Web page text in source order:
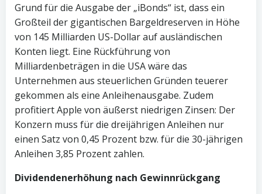
Grund für die Ausgabe der „iBonds“ ist, dass ein
Großteil der gigantischen Bargeldreserven in Höhe
von 145 Milliarden US-Dollar auf ausländischen
Konten liegt. Eine Rückführung von
Milliardenbeträgen in die USA wäre das
Unternehmen aus steuerlichen Gründen teuerer
gekommen als eine Anleihenausgabe. Zudem
profitiert Apple von äußerst niedrigen Zinsen: Der
Konzern muss für die dreijährigen Anleihen nur
einen Satz von 0,45 Prozent bzw. für die 30-jährigen
Anleihen 3,85 Prozent zahlen.
Dividendenerhöhung nach Gewinnrückgang